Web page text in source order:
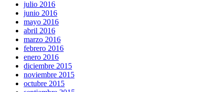
julio 2016
junio 2016
mayo 2016
abril 2016
marzo 2016
febrero 2016
enero 2016
diciembre 2015
noviembre 2015
octubre 2015